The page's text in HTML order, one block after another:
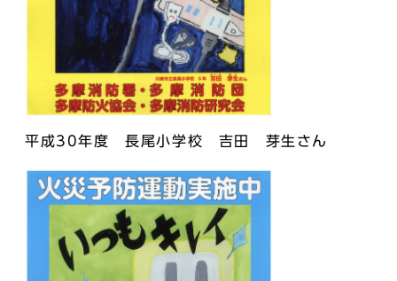
平成30年度 長尾小学校 吉田 芽生さん